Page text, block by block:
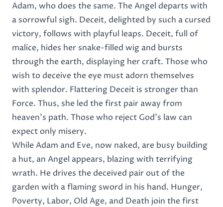
Adam, who does the same. The Angel departs with
a sorrowful sigh. Deceit, delighted by such a cursed
victory, follows with playful leaps. Deceit, full of
malice, hides her snake-filled wig and bursts
through the earth, displaying her craft. Those who
wish to deceive the eye must adorn themselves
with splendor. Flattering Deceit is stronger than
Force. Thus, she led the first pair away from
heaven's path. Those who reject God's law can
expect only misery.
While Adam and Eve, now naked, are busy building
a hut, an Angel appears, blazing with terrifying
wrath. He drives the deceived pair out of the
garden with a flaming sword in his hand. Hunger,
Poverty, Labor, Old Age, and Death join the first